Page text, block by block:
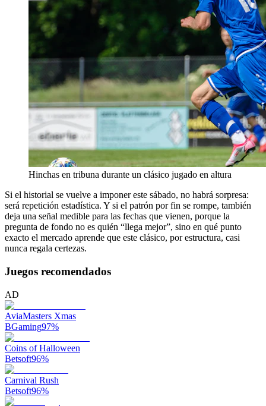
Hinchas en tribuna durante un clásico jugado en altura
Si el historial se vuelve a imponer este sábado, no habrá sorpresa:
será repetición estadística. Y si el patrón por fin se rompe, también
deja una señal medible para las fechas que vienen, porque la
pregunta de fondo no es quién “llega mejor”, sino en qué punto
exacto el mercado aprende que este clásico, por estructura, casi
nunca regala certezas.
Juegos recomendados
AD
AviaMasters Xmas
BGaming97%
Coins of Halloween
Betsoft96%
Carnival Rush
Betsoft96%